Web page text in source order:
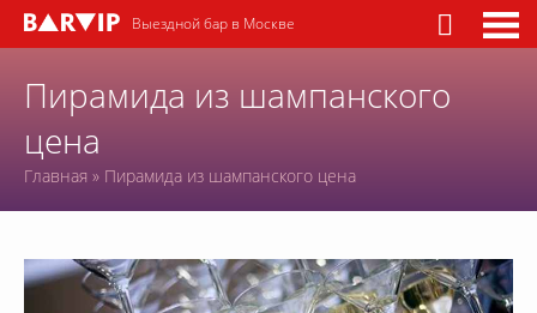
Выездной бар в Москве
Пирамида из шампанского
цена
Главная » Пирамида из шампанского цена